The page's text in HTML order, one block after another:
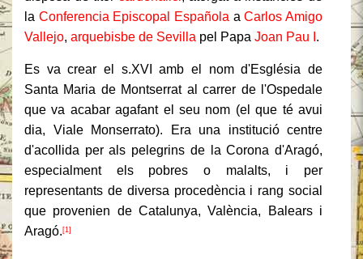
la Conferencia Episcopal Española aCarlos Amigo
Vallejo, arquebisbe de Sevilla pel Papa Joan Pau I .
Es va crear el s.XVI amb el nom d'Església de
Santa Maria de Montserrat al carrer de l'Ospedale
que va acabar agafant el seu nom (el que té avui
dia, Viale Monserrato). Era una institució centre
d'acollida per als pelegrins de la Corona d'Aragó,
especialment els pobres o malalts, i per
representants de diversa procedència i rang social
que provenien de Catalunya, València, Balears i
Aragó. [1]